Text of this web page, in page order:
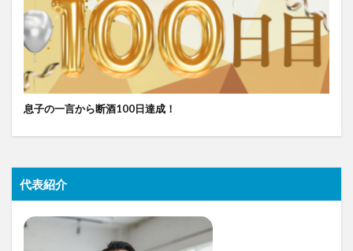
息子の一言から断酒100日達成！
代表紹介